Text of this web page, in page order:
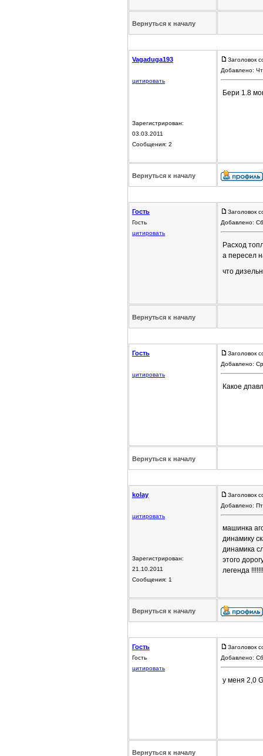
Вернуться к началу
Vagaduga193
цитировать
Зарегистрирован:
03.03.2011
Сообщения: 2
Заголовок
Добавлено:
Бери 1.8
Вернуться к началу
Гость
Гость
цитировать
Заголовок
Добавлено:
Расход
а пересел
что
Вернуться к началу
Гость
цитировать
Заголовок
Добавлено:
Какое
Вернуться к началу
kolay
цитировать
Зарегистрирован:
21.10.2011
Сообщения: 1
Заголовок
Добавлено:
машинка
динамику
динамика
этого
легенда !!!!!!!
Вернуться к началу
Гость
Гость
цитировать
Заголовок
Добавлено:
у меня 2,0
Вернуться к началу